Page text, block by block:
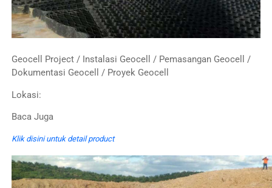
Geocell Project / Instalasi Geocell / Pemasangan Geocell /
Dokumentasi Geocell / Proyek Geocell
Lokasi:
Baca Juga
Klik disini untuk detail product